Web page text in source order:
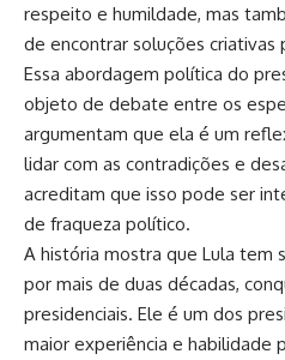
respeito e humildade, mas
de encontrar soluções
Essa abordagem política do
objeto de debate entre os
argumentam que ela é um
lidar com as contradições e
acreditam que isso pode ser
de fraqueza político.
A história mostra que Lula tem
por mais de duas décadas,
presidenciais. Ele é um dos
maior experiência e habilidade